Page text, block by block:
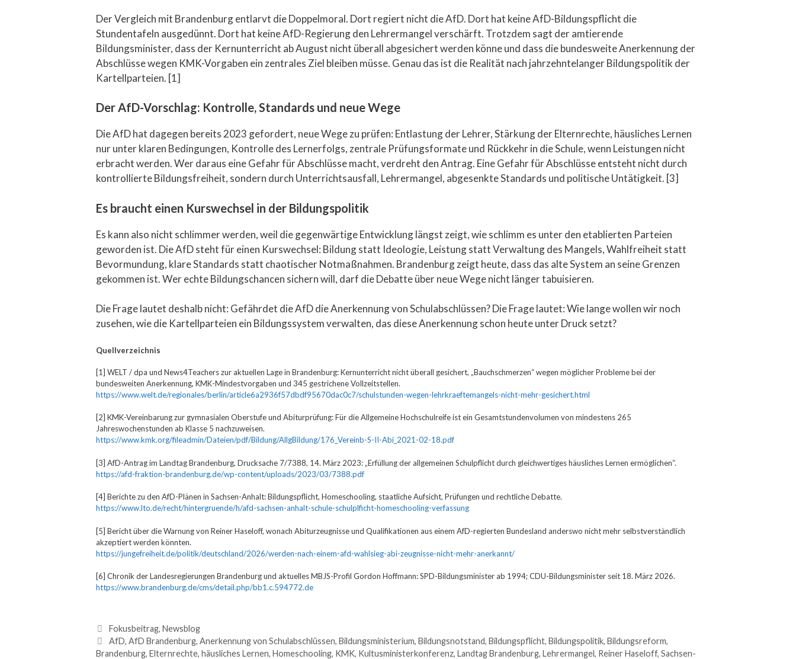
Der Vergleich mit Brandenburg entlarvt die Doppelmoral. Dort regiert nicht die AfD. Dort hat keine AfD-Bildungspflicht die
Stundentafeln ausgedünnt. Dort hat keine AfD-Regierung den Lehrermangel verschärft. Trotzdem sagt der amtierende
Bildungsminister, dass der Kernunterricht ab August nicht überall abgesichert werden könne und dass die bundesweite Anerkennung der
Abschlüsse wegen KMK-Vorgaben ein zentrales Ziel bleiben müsse. Genau das ist die Realität nach jahrzehntelanger Bildungspolitik der
Kartellparteien. [1]
Der AfD-Vorschlag: Kontrolle, Standards und neue Wege
Die AfD hat dagegen bereits 2023 gefordert, neue Wege zu prüfen: Entlastung der Lehrer, Stärkung der Elternrechte, häusliches Lernen
nur unter klaren Bedingungen, Kontrolle des Lernerfolgs, zentrale Prüfungsformate und Rückkehr in die Schule, wenn Leistungen nicht
erbracht werden. Wer daraus eine Gefahr für Abschlüsse macht, verdreht den Antrag. Eine Gefahr für Abschlüsse entsteht nicht durch
kontrollierte Bildungsfreiheit, sondern durch Unterrichtsausfall, Lehrermangel, abgesenkte Standards und politische Untätigkeit. [3]
Es braucht einen Kurswechsel in der Bildungspolitik
Es kann also nicht schlimmer werden, weil die gegenwärtige Entwicklung längst zeigt, wie schlimm es unter den etablierten Parteien
geworden ist. Die AfD steht für einen Kurswechsel: Bildung statt Ideologie, Leistung statt Verwaltung des Mangels, Wahlfreiheit statt
Bevormundung, klare Standards statt chaotischer Notmaßnahmen. Brandenburg zeigt heute, dass das alte System an seine Grenzen
gekommen ist. Wer echte Bildungschancen sichern will, darf die Debatte über neue Wege nicht länger tabuisieren.
Die Frage lautet deshalb nicht: Gefährdet die AfD die Anerkennung von Schulabschlüssen? Die Frage lautet: Wie lange wollen wir noch
zusehen, wie die Kartellparteien ein Bildungssystem verwalten, das diese Anerkennung schon heute unter Druck setzt?
Quellverzeichnis
[1] WELT / dpa und News4Teachers zur aktuellen Lage in Brandenburg: Kernunterricht nicht überall gesichert, „Bauchschmerzen“ wegen möglicher Probleme bei der
bundesweiten Anerkennung, KMK-Mindestvorgaben und 345 gestrichene Vollzeitstellen.
https://www.welt.de/regionales/berlin/article6a2936f57dbdf95670dac0c7/schulstunden-wegen-lehrkraeftemangels-nicht-mehr-gesichert.html
[2] KMK-Vereinbarung zur gymnasialen Oberstufe und Abiturprüfung: Für die Allgemeine Hochschulreife ist ein Gesamtstundenvolumen von mindestens 265
Jahreswochenstunden ab Klasse 5 nachzuweisen.
https://www.kmk.org/fileadmin/Dateien/pdf/Bildung/AllgBildung/176_Vereinb-S-II-Abi_2021-02-18.pdf
[3] AfD-Antrag im Landtag Brandenburg, Drucksache 7/7388, 14. März 2023: „Erfüllung der allgemeinen Schulpflicht durch gleichwertiges häusliches Lernen ermöglichen“.
https://afd-fraktion-brandenburg.de/wp-content/uploads/2023/03/7388.pdf
[4] Berichte zu den AfD-Plänen in Sachsen-Anhalt: Bildungspflicht, Homeschooling, staatliche Aufsicht, Prüfungen und rechtliche Debatte.
https://www.lto.de/recht/hintergruende/h/afd-sachsen-anhalt-schule-schulplficht-homeschooling-verfassung
[5] Bericht über die Warnung von Reiner Haseloff, wonach Abiturzeugnisse und Qualifikationen aus einem AfD-regierten Bundesland anderswo nicht mehr selbstverständlich
akzeptiert werden könnten.
https://jungefreiheit.de/politik/deutschland/2026/werden-nach-einem-afd-wahlsieg-abi-zeugnisse-nicht-mehr-anerkannt/
[6] Chronik der Landesregierungen Brandenburg und aktuelles MBJS-Profil Gordon Hoffmann: SPD-Bildungsminister ab 1994; CDU-Bildungsminister seit 18. März 2026.
https://www.brandenburg.de/cms/detail.php/bb1.c.594772.de
Fokusbeitrag, Newsblog
AfD, AfD Brandenburg, Anerkennung von Schulabschlüssen, Bildungsministerium, Bildungsnotstand, Bildungspflicht, Bildungspolitik, Bildungsreform,
Brandenburg, Elternrechte, häusliches Lernen, Homeschooling, KMK, Kultusministerkonferenz, Landtag Brandenburg, Lehrermangel, Reiner Haseloff, Sachsen-